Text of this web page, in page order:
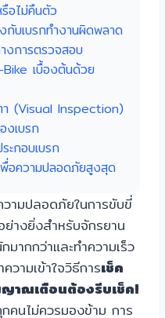
อไม่คืนตัว
กับเบรกทำงานผิดพลาด
งการตรวจสอบ
เบื้องต้นด้วย
า (Visual Inspection)
งเบรก
ะกอบเบรก
พื่อความปลอดภัยสูงสุด
ามปลอดภัยในการขับขี่
างยิ่งสำหรับจักรยาน
ากกว่าและทำความเร็ว
วามเข้าใจวิธีการเช็ค
าณเตือนต้องรีบเช็ค!
คนไม่ควรมองข้าม การ